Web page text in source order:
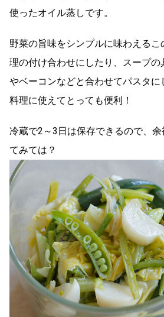
使ったオイル蒸しです。
野菜の旨味をシンプルに味わえる
理の付け合わせにしたり、スープ
やベーコンなどと合わせてパスタ
料理に使えてとっても便利！
冷蔵で2～3日は保存できるので、
てみては？